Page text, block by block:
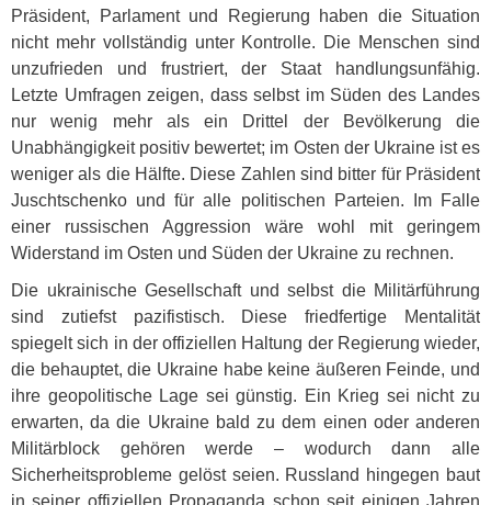
Präsident, Parlament und Regierung haben die Situation
nicht mehr vollständig unter Kontrolle. Die Menschen sind
unzufrieden und frustriert, der Staat handlungsunfähig.
Letzte Umfragen zeigen, dass selbst im Süden des Landes
nur wenig mehr als ein Drittel der Bevölkerung die
Unabhängigkeit positiv bewertet; im Osten der Ukraine ist es
weniger als die Hälfte. Diese Zahlen sind bitter für Präsident
Juschtschenko und für alle politischen Parteien. Im Falle
einer russischen Aggression wäre wohl mit geringem
Widerstand im Osten und Süden der Ukraine zu rechnen.
Die ukrainische Gesellschaft und selbst die Militärführung
sind zutiefst pazifistisch. Diese friedfertige Mentalität
spiegelt sich in der offiziellen Haltung der Regierung wieder,
die behauptet, die Ukraine habe keine äußeren Feinde, und
ihre geopolitische Lage sei günstig. Ein Krieg sei nicht zu
erwarten, da die Ukraine bald zu dem einen oder anderen
Militärblock gehören werde – wodurch dann alle
Sicherheitsprobleme gelöst seien. Russland hingegen baut
in seiner offiziellen Propaganda schon seit einigen Jahren